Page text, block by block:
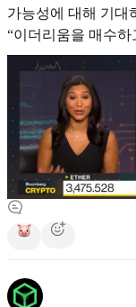
가능성에 대해 기대
“이더리움을 매수하